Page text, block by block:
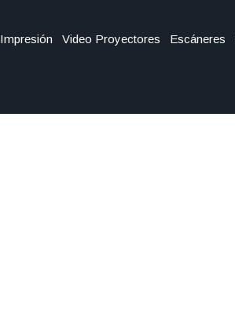
Impresión Video Proyectores Escáneres